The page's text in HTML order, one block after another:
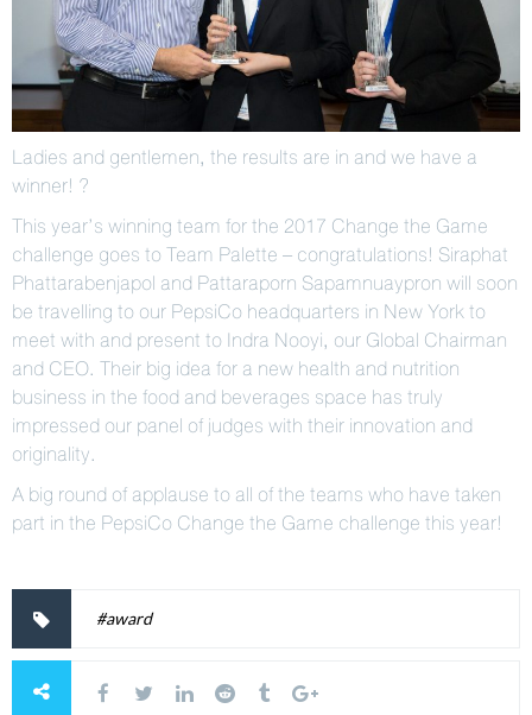
Ladies and gentlemen, the results are in and we have a
winner! ?
This year’s winning team for the 2017 Change the Game
challenge goes to Team Palette – congratulations! Siraphat
Phattarabenjapol and Pattaraporn Sapamnuaypron will soon
be travelling to our PepsiCo headquarters in New York to
meet with and present to Indra Nooyi, our Global Chairman
and CEO. Their big idea for a new health and nutrition
business in the food and beverages space has truly
impressed our panel of judges with their innovation and
originality.
A big round of applause to all of the teams who have taken
part in the PepsiCo Change the Game challenge this year!
#award